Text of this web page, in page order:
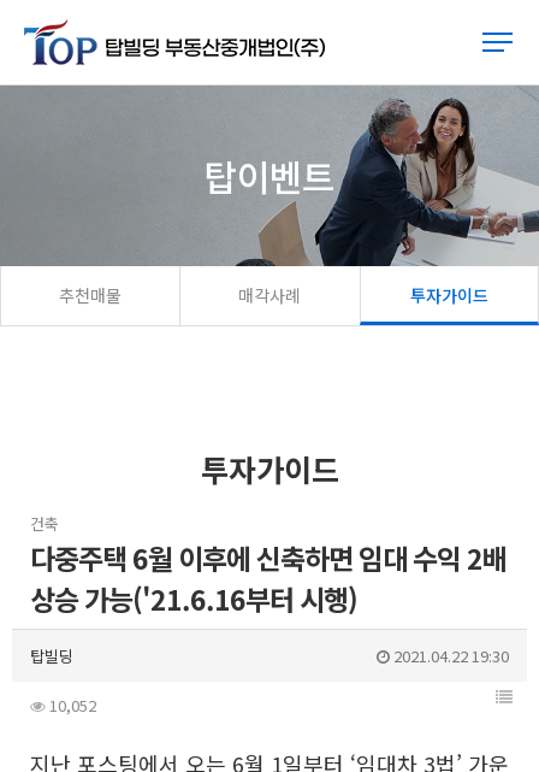
탑이벤트
추천매물 매각사례 투자가이드
투자가이드
건축
다중주택 6월 이후에 신축하면 임대 수익 2배
상승 가능('21.6.16부터 시행)
탑빌딩 2021.04.22 19:30
10,052
지난 포스팅에서 오는 6월 1일부터 ‘임대차 3법’ 가운